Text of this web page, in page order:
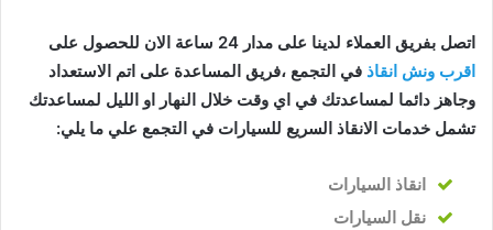
اتصل بفريق العملاء لدينا على مدار 24 ساعة الان للحصول على
اقرب ونش انقاذ في التجمع ،فريق المساعدة على اتم الاستعداد
وجاهز دائما لمساعدتك في اي وقت خلال النهار او الليل لمساعدتك
تشمل خدمات الانقاذ السريع للسيارات في التجمع علي ما يلي:
انقاذ السيارات
نقل السيارات